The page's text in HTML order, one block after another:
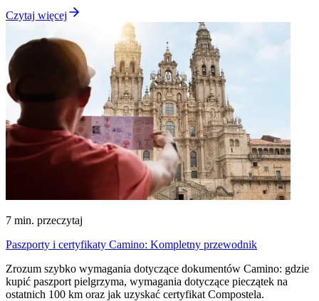
Czytaj więcej
7 min. przeczytaj
Paszporty i certyfikaty Camino: Kompletny przewodnik
Zrozum szybko wymagania dotyczące dokumentów Camino: gdzie
kupić paszport pielgrzyma, wymagania dotyczące pieczątek na
ostatnich 100 km oraz jak uzyskać certyfikat Compostela.